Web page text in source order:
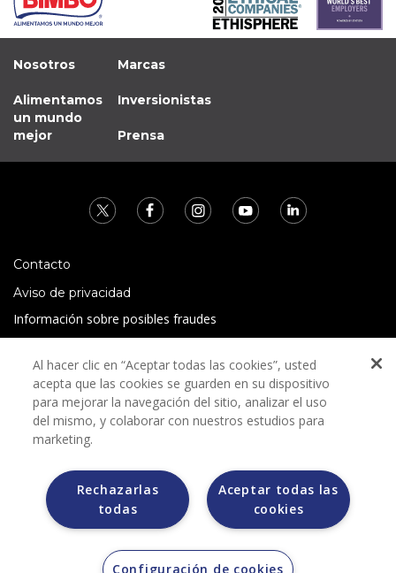
Nosotros
Alimentamos
un mundo
mejor
Marcas
Inversionistas
Prensa
Contacto
Aviso de privacidad
Información sobre posibles fraudes
Términos y condiciones
Grupo Bimbo no solicita ningún tipo de pago durante el
proceso de selección.
otros sitios de internet. Sólo lo hace a través de la casa
subastas MORTON.
Al hacer clic en “Aceptar todas las cookies”, usted
acepta que las cookies se guarden en su dispositivo
para mejorar la navegación del sitio, analizar el uso
del mismo, y colaborar con nuestros estudios para
marketing.
Aceptar todas las
cookies
Rechazarlas
todas
Configuración de cookies